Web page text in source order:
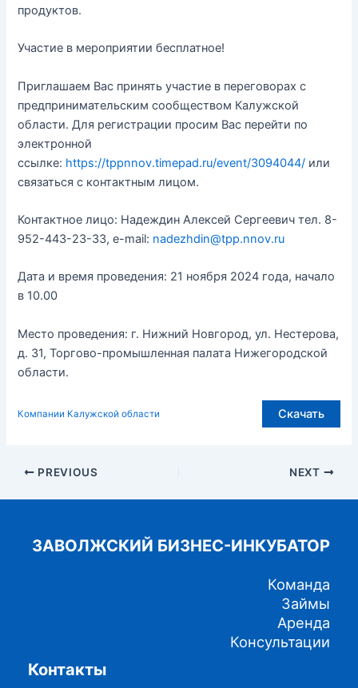
продуктов.
Участие в мероприятии бесплатное!
Приглашаем Вас принять участие в переговорах с
предпринимательским сообществом Калужской
области. Для регистрации просим Вас перейти по
электронной
ссылке: https://tppnnov.timepad.ru/event/3094044/ или
связаться с контактным лицом.
Контактное лицо: Надеждин Алексей Сергеевич тел. 8-
952-443-23-33, e-mail: nadezhdin@tpp.nnov.ru
Дата и время проведения: 21 ноября 2024 года, начало
в 10.00
Место проведения: г. Нижний Новгород, ул. Нестерова,
д. 31, Торгово-промышленная палата Нижегородской
области.
Компании Калужской области Скачать
Post
PREVIOUS NEXT
ЗАВОЛЖСКИЙ БИЗНЕС-ИНКУБАТОР
Команда
Займы
Аренда
Консультации
Контакты